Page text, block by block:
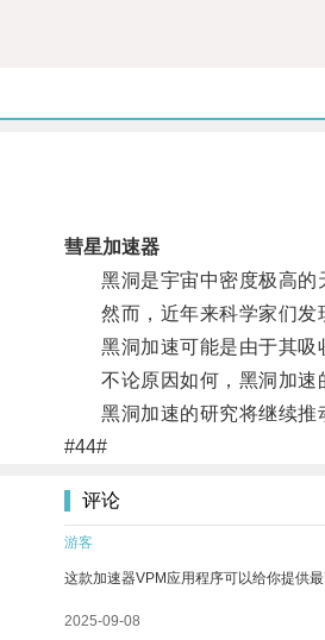
彗星加速器
黑洞是宇宙中密度极高的天
然而，近年来科学家们发现
黑洞加速可能是由于其吸收
不论原因如何，黑洞加速的
黑洞加速的研究将继续推
#44#
评论
游客
这款加速器VPM应用程序可以给你提供
2025-09-08